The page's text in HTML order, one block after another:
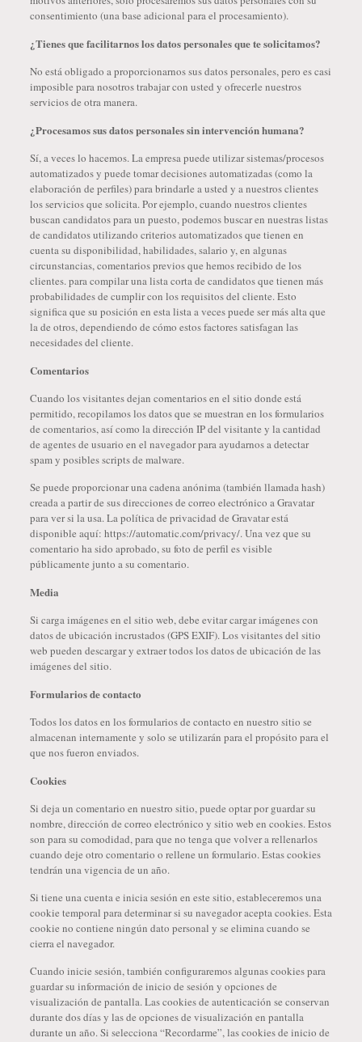
consentimiento (una base adicional para el procesamiento).
¿Tienes que facilitarnos los datos personales que te solicitamos?
No está obligado a proporcionarnos sus datos personales, pero es casi
imposible para nosotros trabajar con usted y ofrecerle nuestros
servicios de otra manera.
¿Procesamos sus datos personales sin intervención humana?
Sí, a veces lo hacemos. La empresa puede utilizar sistemas/procesos
automatizados y puede tomar decisiones automatizadas (como la
elaboración de perfiles) para brindarle a usted y a nuestros clientes
los servicios que solicita. Por ejemplo, cuando nuestros clientes
buscan candidatos para un puesto, podemos buscar en nuestras listas
de candidatos utilizando criterios automatizados que tienen en
cuenta su disponibilidad, habilidades, salario y, en algunas
circunstancias, comentarios previos que hemos recibido de los
clientes. para compilar una lista corta de candidatos que tienen más
probabilidades de cumplir con los requisitos del cliente. Esto
significa que su posición en esta lista a veces puede ser más alta que
la de otros, dependiendo de cómo estos factores satisfagan las
necesidades del cliente.
Comentarios
Cuando los visitantes dejan comentarios en el sitio donde está
permitido, recopilamos los datos que se muestran en los formularios
de comentarios, así como la dirección IP del visitante y la cantidad
de agentes de usuario en el navegador para ayudarnos a detectar
spam y posibles scripts de malware.
Se puede proporcionar una cadena anónima (también llamada hash)
creada a partir de sus direcciones de correo electrónico a Gravatar
para ver si la usa. La política de privacidad de Gravatar está
disponible aquí: https://automatic.com/privacy/. Una vez que su
comentario ha sido aprobado, su foto de perfil es visible
públicamente junto a su comentario.
Media
Si carga imágenes en el sitio web, debe evitar cargar imágenes con
datos de ubicación incrustados (GPS EXIF). Los visitantes del sitio
web pueden descargar y extraer todos los datos de ubicación de las
imágenes del sitio.
Formularios de contacto
Todos los datos en los formularios de contacto en nuestro sitio se
almacenan internamente y solo se utilizarán para el propósito para el
que nos fueron enviados.
Cookies
Si deja un comentario en nuestro sitio, puede optar por guardar su
nombre, dirección de correo electrónico y sitio web en cookies. Estos
son para su comodidad, para que no tenga que volver a rellenarlos
cuando deje otro comentario o rellene un formulario. Estas cookies
tendrán una vigencia de un año.
Si tiene una cuenta e inicia sesión en este sitio, estableceremos una
cookie temporal para determinar si su navegador acepta cookies. Esta
cookie no contiene ningún dato personal y se elimina cuando se
cierra el navegador.
Cuando inicie sesión, también configuraremos algunas cookies para
guardar su información de inicio de sesión y opciones de
visualización de pantalla. Las cookies de autenticación se conservan
durante dos días y las de opciones de visualización en pantalla
durante un año. Si selecciona “Recordarme”, las cookies de inicio de